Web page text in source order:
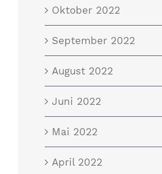
Oktober 2022
September 2022
August 2022
Juni 2022
Mai 2022
April 2022